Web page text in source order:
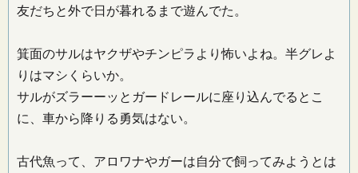
友だちと外で日が暮れるまで遊んでた。
箕面のサルはヤクザやチンピラより怖いよね。半グレよ
りはマシくらいか。
サルがズラーーッとガードレールに座り込んでるとこ
に、車から降りる勇気はない。
古代魚って、アロワナやガーは自分で飼ってみようとは